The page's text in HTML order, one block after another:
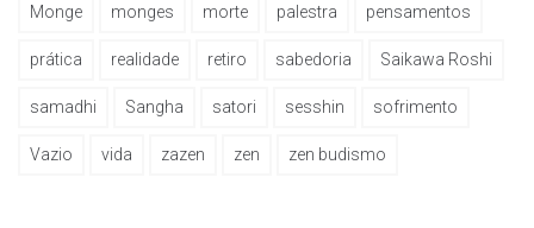
Monge monges morte palestra pensamentos
prática realidade retiro sabedoria Saikawa Roshi
samadhi Sangha satori sesshin sofrimento
Vazio vida zazen zen zen budismo